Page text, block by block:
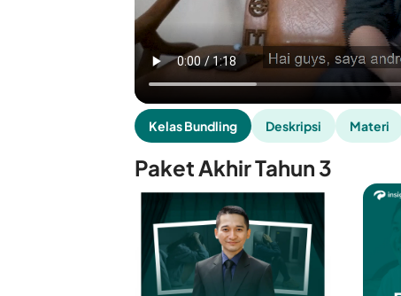
Kelas Bundling Deskripsi Materi
Paket Akhir Tahun 3